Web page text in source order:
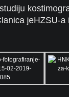
jeHZSU-a